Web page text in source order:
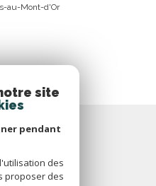
au-Mont-d'Or
site
pendant
des
proposer des